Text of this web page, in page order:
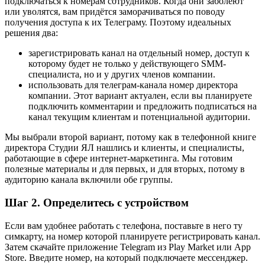
или уволятся, вам придётся заморачиваться по поводу
получения доступа к их Телеграму. Поэтому идеальных
решения два:
зарегистрировать канал на отдельный номер, доступ к
которому будет не только у действующего SMM-
специалиста, но и у других членов компании.
использовать для телеграм-канала номер директора
компании. Этот вариант актуален, если вы планируете
подключить комментарии и предложить подписаться на
канал текущим клиентам и потенциальной аудитории.
Мы выбрали второй вариант, потому как в телефонной книге
директора Студии ЯЛ нашлись и клиенты, и специалисты,
работающие в сфере интернет-маркетинга. Мы готовим
полезные материалы и для первых, и для вторых, потому в
аудиторию канала включили обе группы.
Шаг 2. Определитесь с устройством
Если вам удобнее работать с телефона, поставьте в него ту
симкарту, на номер которой планируете регистрировать канал.
Затем скачайте приложение Telegram из Play Market или App
Store. Введите номер, на который подключаете мессенджер.